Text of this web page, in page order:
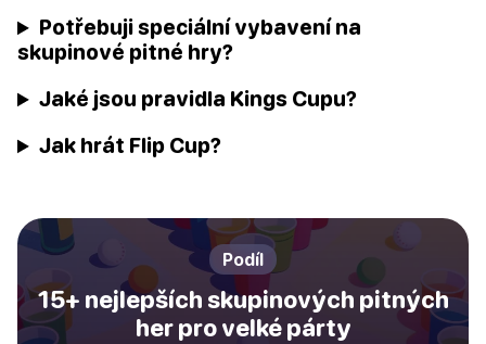
Potřebuji speciální vybavení na
skupinové pitné hry?
Jaké jsou pravidla Kings Cupu?
Jak hrát Flip Cup?
Podíl
15+ nejlepších skupinových pitných
her pro velké párty